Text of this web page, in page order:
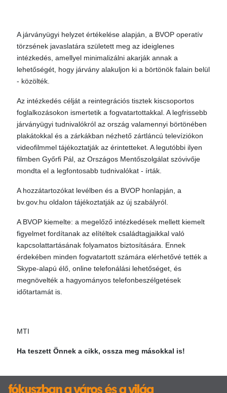
A járványügyi helyzet értékelése alapján, a BVOP operatív
törzsének javaslatára született meg az ideiglenes
intézkedés, amellyel minimalizálni akarják annak a
lehetőségét, hogy járvány alakuljon ki a börtönök falain belül
- közölték.
Az intézkedés célját a reintegrációs tisztek kiscsoportos
foglalkozásokon ismertetik a fogvatartottakkal. A legfrissebb
járványügyi tudnivalókról az ország valamennyi börtönében
plakátokkal és a zárkákban nézhető zártláncú televíziókon
videofilmmel tájékoztatják az érintetteket. A legutóbbi ilyen
filmben Győrfi Pál, az Országos Mentőszolgálat szóvivője
mondta el a legfontosabb tudnivalókat - írták.
A hozzátartozókat levélben és a BVOP honlapján, a
bv.gov.hu oldalon tájékoztatják az új szabályról.
A BVOP kiemelte: a megelőző intézkedések mellett kiemelt
figyelmet fordítanak az elítéltek családtagjaikkal való
kapcsolattartásának folyamatos biztosítására. Ennek
érdekében minden fogvatartott számára elérhetővé tették a
Skype-alapú élő, online telefonálási lehetőséget, és
megnövelték a hagyományos telefonbeszélgetések
időtartamát is.
MTI
Ha teszett Önnek a cikk, ossza meg másokkal is!